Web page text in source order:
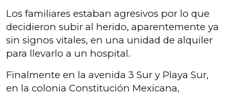
Los familiares estaban agresivos por lo que
decidieron subir al herido, aparentemente ya
sin signos vitales, en una unidad de alquiler
para llevarlo a un hospital.
Finalmente en la avenida 3 Sur y Playa Sur,
en la colonia Constitución Mexicana,